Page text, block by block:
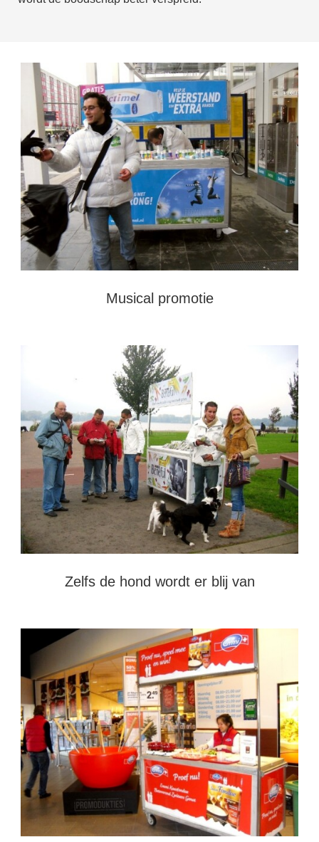
Musical promotie
Zelfs de hond wordt er blij van